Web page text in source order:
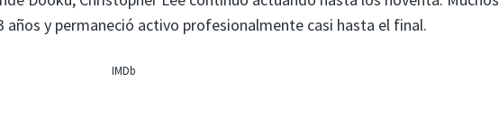
y permaneció activo profesionalmente casi hasta el final.
IMDb